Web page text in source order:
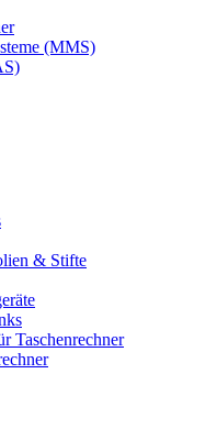
(MMS)
& Stifte
Taschenrechner